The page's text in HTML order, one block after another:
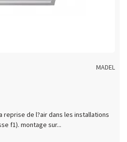
MADEL
reprise de l?air dans les installations
f1). montage sur...